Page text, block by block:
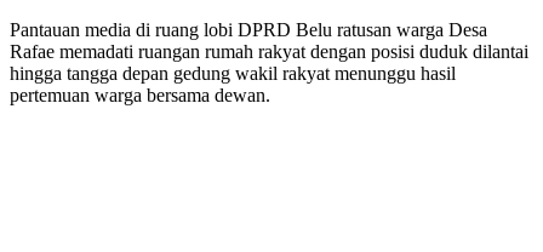
Pantauan media di ruang lobi DPRD Belu ratusan warga Desa
Rafae memadati ruangan rumah rakyat dengan posisi duduk dilantai
hingga tangga depan gedung wakil rakyat menunggu hasil
pertemuan warga bersama dewan.